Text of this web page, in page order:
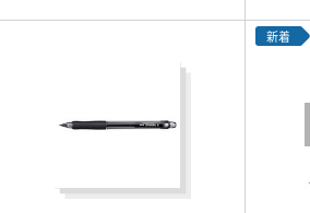
新着